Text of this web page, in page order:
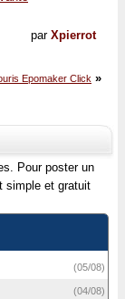
par Xpierrot
Epomaker Click »
Pour poster un
simple et gratuit
(05/08)
(04/08)